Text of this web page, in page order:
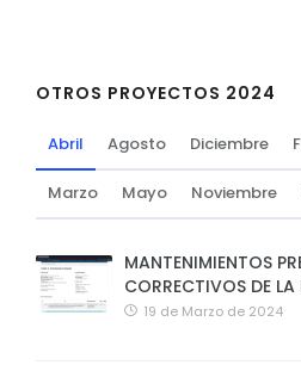
OTROS PROYECTOS 2024
Abril Agosto Diciembre
Marzo Mayo Noviembre
MANTENIMIENTOS
CORRECTIVOS DE
19 de Marzo de 2024